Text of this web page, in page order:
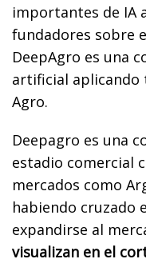
importantes de IA
fundadores sobre
DeepAgro es una
artificial aplicando
Agro.
Deepagro es una
estadio comercial
mercados como
habiendo cruzado
expandirse al
visualizan en el